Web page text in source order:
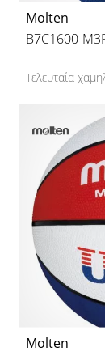
Molten
Τελευταία
Molten